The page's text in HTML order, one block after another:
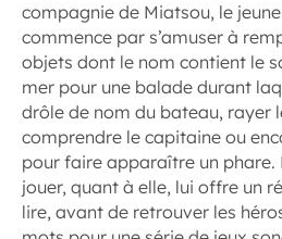
compagnie de Miatsou, le
commence par s’amuser à
objets dont le nom contient le
mer pour une balade durant
drôle de nom du bateau, rayer
comprendre le capitaine ou
pour faire apparaître un phare.
jouer, quant à elle, lui offre un
lire, avant de retrouver les